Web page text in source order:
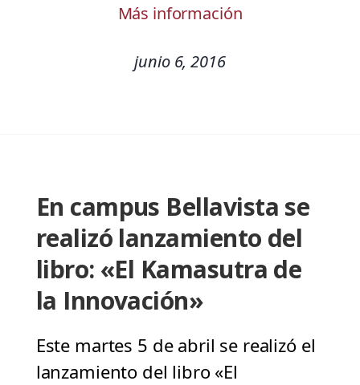
Más información
junio 6, 2016
En campus Bellavista se
realizó lanzamiento del
libro: «El Kamasutra de
la Innovación»
Este martes 5 de abril se realizó el
lanzamiento del libro «El